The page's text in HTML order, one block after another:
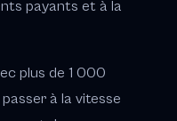
payants et à la
plus de 1 000
à la vitesse